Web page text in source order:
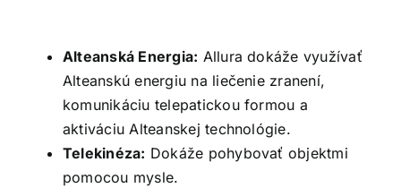
Alteanská Energia: Allura dokáže využívať
Alteanskú energiu na liečenie zranení,
komunikáciu telepatickou formou a
aktiváciu Alteanskej technológie.
Telekinéza: Dokáže pohybovať objektmi
pomocou mysle.